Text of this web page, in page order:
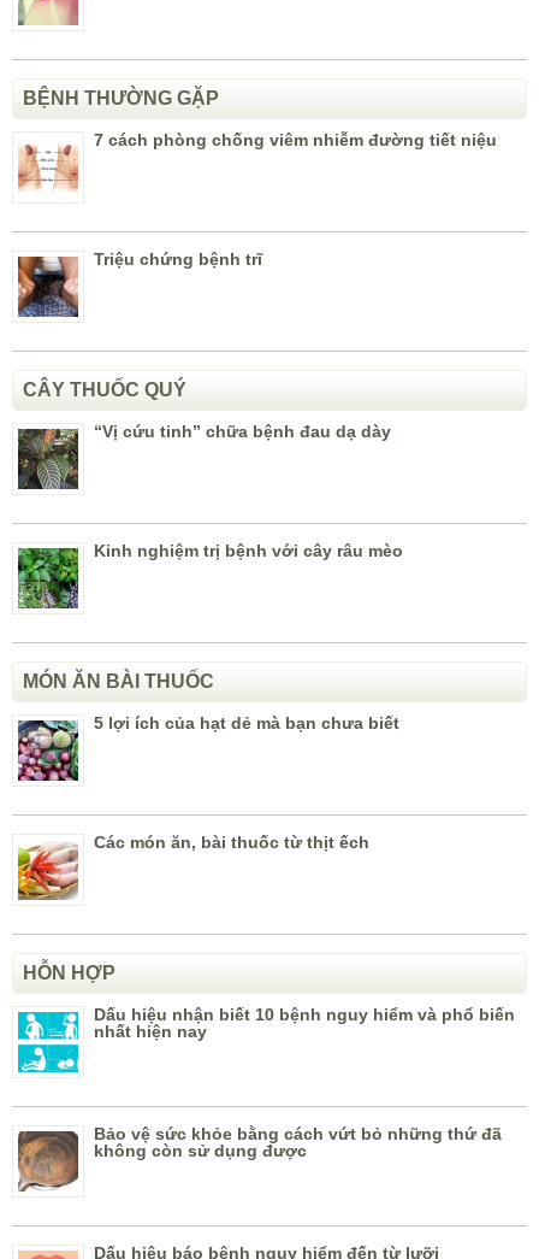
BỆNH THƯỜNG GẶP
7 cách phòng chống viêm nhiễm đường tiết niệu
Triệu chứng bệnh trĩ
CÂY THUỐC QUÝ
“Vị cứu tinh” chữa bệnh đau dạ dày
Kinh nghiệm trị bệnh với cây râu mèo
MÓN ĂN BÀI THUỐC
5 lợi ích của hạt dẻ mà bạn chưa biết
Các món ăn, bài thuốc từ thịt ếch
HỖN HỢP
Dấu hiệu nhận biết 10 bệnh nguy hiểm và phổ biến
nhất hiện nay
Bảo vệ sức khỏe bằng cách vứt bỏ những thứ đã
không còn sử dụng được
Dấu hiệu báo bệnh nguy hiểm đến từ lưỡi